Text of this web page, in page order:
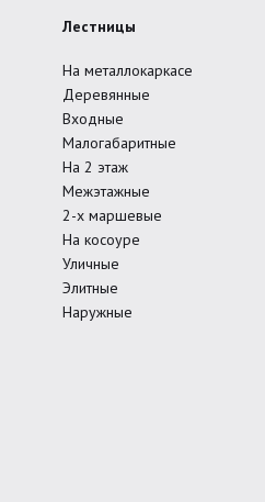
Лестницы
На металлокаркасе
Деревянные
Входные
Малогабаритные
На 2 этаж
Межэтажные
2-х маршевые
На косоуре
Уличные
Элитные
Наружные